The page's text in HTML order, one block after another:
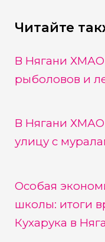
Читайте
В Нягани ХМАО
рыболовов и
В Нягани ХМАО
улицу с
Особая
школы: итоги
Кухарука в